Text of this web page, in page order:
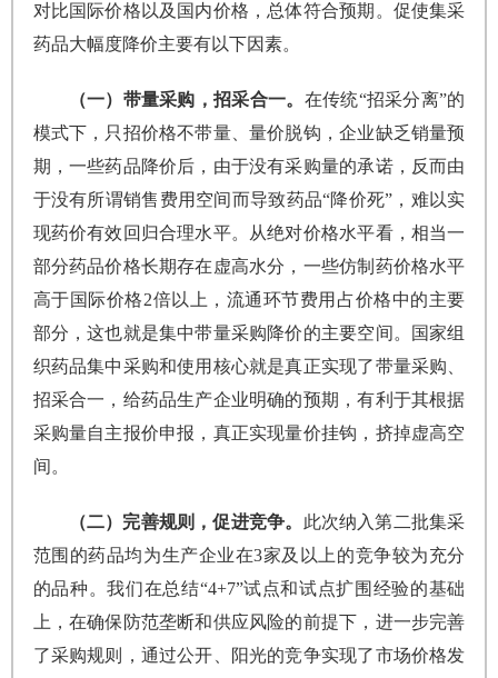
对比国际价格以及国内价格，总体符合预期。促使集采
药品大幅度降价主要有以下因素。
（一）带量采购，招采合一。 在传统“招采分离”的
模式下，只招价格不带量、量价脱钩，企业缺乏销量预
期，一些药品降价后，由于没有采购量的承诺，反而由
于没有所谓销售费用空间而导致药品“降价死”，难以实
现药价有效回归合理水平。从绝对价格水平看，相当一
部分药品价格长期存在虚高水分，一些仿制药价格水平
高于国际价格2倍以上，流通环节费用占价格中的主要
部分，这也就是集中带量采购降价的主要空间。国家组
织药品集中采购和使用核心就是真正实现了带量采购、
招采合一，给药品生产企业明确的预期，有利于其根据
采购量自主报价申报，真正实现量价挂钩，挤掉虚高空
间。
（二）完善规则，促进竞争。 此次纳入第二批集采
范围的药品均为生产企业在3家及以上的竞争较为充分
的品种。我们在总结“4+7”试点和试点扩围经验的基础
上，在确保防范垄断和供应风险的前提下，进一步完善
了采购规则，通过公开、阳光的竞争实现了市场价格发